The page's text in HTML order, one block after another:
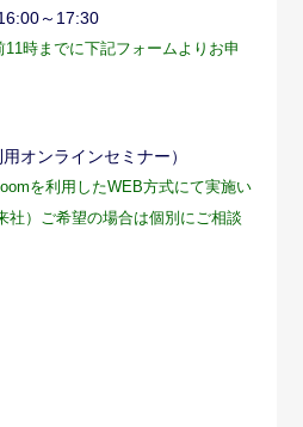
～17:30
時までに下記フォームよりお申
オンラインセミナー）
を利用したWEB方式にて実施い
社）ご希望の場合は個別にご相談